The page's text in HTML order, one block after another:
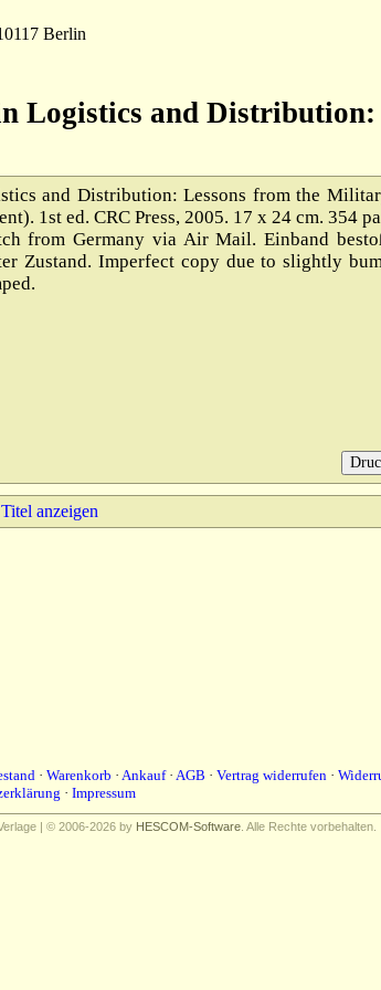
Berlin
Logistics and Distribution:
and Distribution: Lessons from the
1st ed. CRC Press, 2005. 17 x 24 cm. 354
from Germany via Air Mail. Einband
Zustand. Imperfect copy due to slightly
anzeigen
· Warenkorb · Ankauf· AGB · Vertrag widerrufen ·
· Impressum
| © 2006-2026 by HESCOM-Software . Alle Rechte vorbehalten.